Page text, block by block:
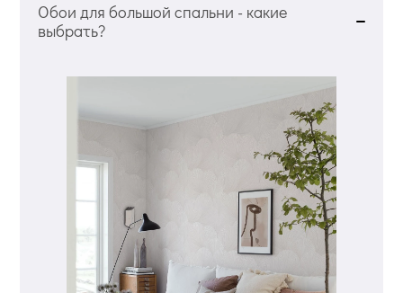
Обои для большой спальни - какие
выбрать?